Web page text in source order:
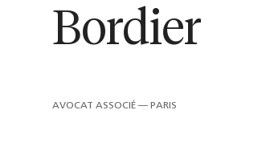
Bordier
AVOCAT ASSOCIÉ — PARIS